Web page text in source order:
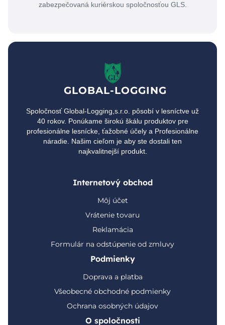
zabezpečovaná kuriérskou spoločnosťou GLS.
GLOBAL-LOGGING
Spoločnosť Global-Logging,s.r.o. pôsobí v lesníctve už
40 rokov. Ponúkame širokú škálu produktov pre
profesionálne lesnícke, ťažobné účely a Profesionálne
náradie. Našim cieľom je aby ste dostali ten
najkvalitnejší produkt.
Internetový obchod
Môj účet
Vrátenie tovaru
Reklamácia
Formulár na odstúpenie od zmluvy
Podmienky
Doprava a platba
Všeobecné obchodné podmienky
Ochrana osobných údajov
O spoločnosti